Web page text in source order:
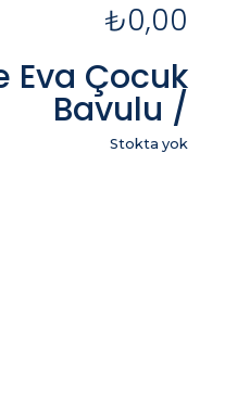
₺0,00
Eva Çocuk
Bavulu /
Stokta yok